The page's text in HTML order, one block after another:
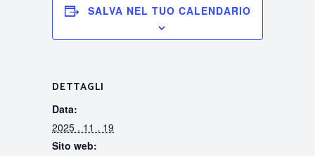
SALVA NEL TUO CALENDARIO
DETTAGLI
Data:
2025 . 11 . 19
Sito web: